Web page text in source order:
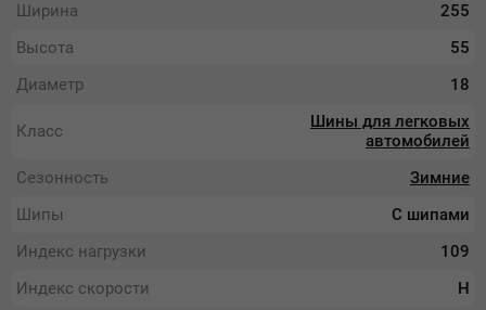
Ширина
255
Высота
55
Диаметр
18
Класс
Шины для легковых
автомобилей
Сезонность
Зимние
Шипы
С шипами
Индекс нагрузки
109
Индекс скорости
H